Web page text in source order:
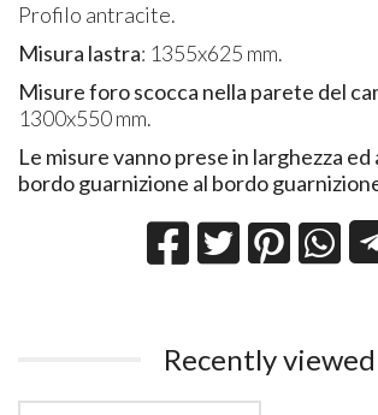
Profilo antracite.
Misura lastra: 1355x625 mm.
Misure foro scocca nella parete del
1300x550 mm.
Le misure vanno prese in larghezza ed
bordo guarnizione al bordo
Recently viewed